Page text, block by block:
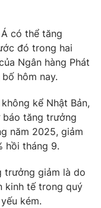
có thể tăng
đó trong hai
Ngân hàng Phát
hôm nay.
kể Nhật Bản,
báo tăng trưởng
năm 2025, giảm
hồi tháng 9.
trưởng giảm là do
kinh tế trong quý
kém.